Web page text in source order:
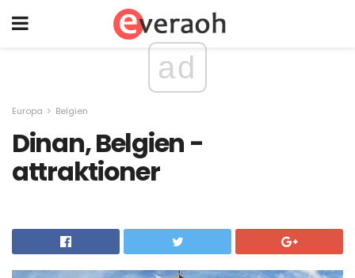
ad
Europa Belgien
Dinan, Belgien -
attraktioner